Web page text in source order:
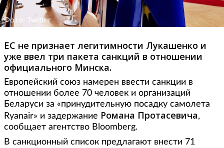
Фото: Twitter
ЕС не признает легитимности Лукашенко и
уже ввел три пакета санкций в отношении
официального Минска.
Европейский союз намерен ввести санкции в
отношении более 70 человек и организаций
Беларуси за «принудительную посадку самолета
Ryanair» и задержание Романа Протасевича,
сообщает агентство Bloomberg.
В санкционный список предлагают внести 71